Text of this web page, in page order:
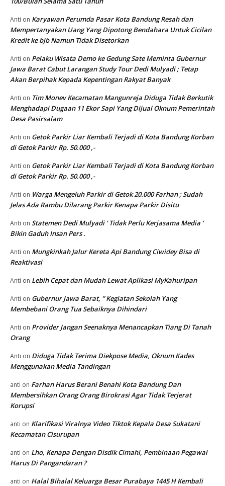
Anti on Karyawan Perumda Pasar Kota Bandung Resah dan
Mempertanyakan Uang Yang Dipotong Bendahara Untuk Cicilan
Kredit ke bjb Namun Tidak Disetorkan
Anti on Pelaku Wisata Demo ke Gedung Sate Meminta Gubernur
Jawa Barat Cabut Larangan Study Tour Dedi Mulyadi ; Tetap
Akan Berpihak Kepada Kepentingan Rakyat Banyak
Anti on Tim Monev Kecamatan Mangunreja Diduga Tidak Berkutik
Menghadapi Dugaan 11 Ekor Sapi Yang Dijual Oknum Pemerintah
Desa Pasirsalam
Anti on Getok Parkir Liar Kembali Terjadi di Kota Bandung Korban
di Getok Parkir Rp. 50.000 ,-
Anti on Getok Parkir Liar Kembali Terjadi di Kota Bandung Korban
di Getok Parkir Rp. 50.000 ,-
Anti on Warga Mengeluh Parkir di Getok 20.000 Farhan ; Sudah
Jelas Ada Rambu Dilarang Parkir Kenapa Parkir Disitu
Anti on Statemen Dedi Mulyadi ‘ Tidak Perlu Kerjasama Media ‘
Bikin Gaduh Insan Pers .
Anti on Mungkinkah Jalur Kereta Api Bandung Ciwidey Bisa di
Reaktivasi
Anti on Lebih Cepat dan Mudah Lewat Aplikasi MyKahuripan
Anti on Gubernur Jawa Barat, ” Kegiatan Sekolah Yang
Membebani Orang Tua Sebaiknya Dihindari
Anti on Provider Jangan Seenaknya Menancapkan Tiang Di Tanah
Orang
Anti on Diduga Tidak Terima Diekpose Media, Oknum Kades
Menggunakan Media Tandingan
anti on Farhan Harus Berani Benahi Kota Bandung Dan
Membersihkan Orang Orang Birokrasi Agar Tidak Terjerat
Korupsi
anti on Klarifikasi Viralnya Video Tiktok Kepala Desa Sukatani
Kecamatan Cisurupan
anti on Lho, Kenapa Dengan Disdik Cimahi, Pembinaan Pegawai
Harus Di Pangandaran ?
anti on Halal Bihalal Keluarga Besar Purabaya 1445 H Kembali